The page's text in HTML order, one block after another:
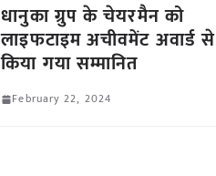
धानुका ग्रुप के चेयरमैन को
लाइफटाइम अचीवमेंट अवार्ड से
किया गया सम्मानित
February 22, 2024